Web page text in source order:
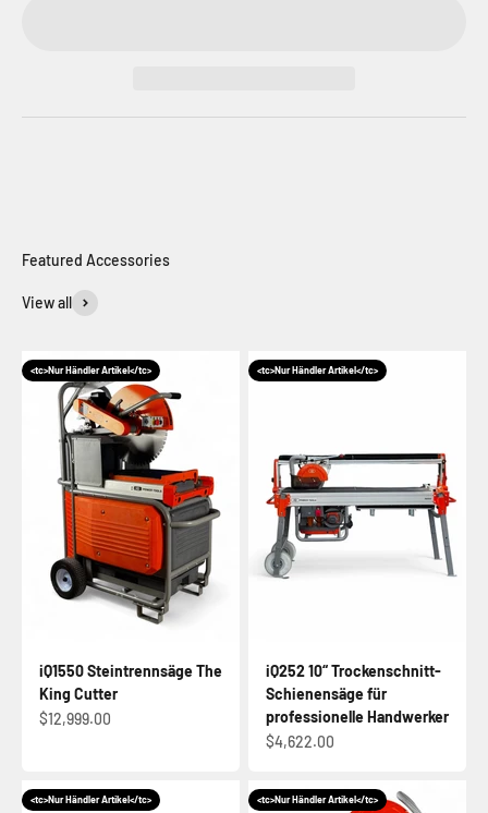
View all
<tc>Nur Händler Artikel</tc>
iQ1550 Steintrennsäge The
King Cutter
Angebot
$12,999.00
<tc>Nur Händler Artikel</tc>
iQ252 10“ Trockenschnitt-
Schienensäge für
professionelle Handwerker
Angebot
$4,622.00
<tc>Nur Händler Artikel</tc> <tc>Nur Händler Artikel</tc>